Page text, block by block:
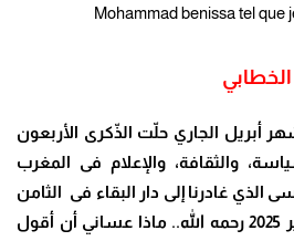
Mohammad benissa tel que
الجاري حلّت الذّكرى الأربعون
والثقافة، والإعلام فى المغرب
الذي غادرنا إلى دار البقاء فى الثامن
والعشرين من شهر فبراير 2025 رحمه الله.. ماذا عساني أن أقول